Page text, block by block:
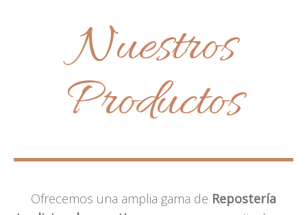
Nuestros
Productos
Ofrecemos una amplia gama de Repostería